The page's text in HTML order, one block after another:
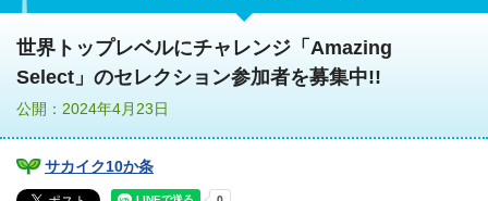
世界トップレベルにチャレンジ「Amazing
Select」のセレクション参加者を募集中!!
公開：2024年4月23日
サカイク10か条